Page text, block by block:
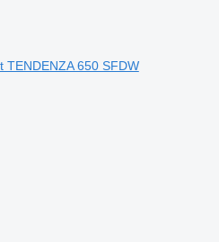
650 SFDW